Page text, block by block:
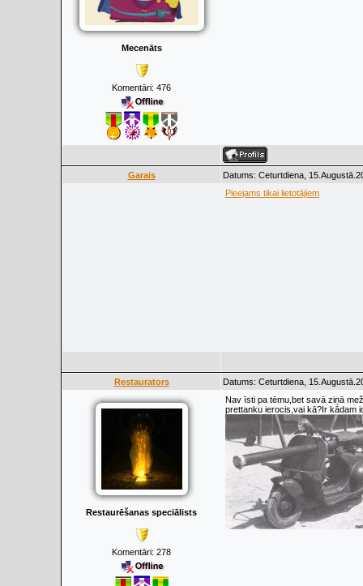
Mecenāts
Komentāri: 476
Garais
Datums: Ceturtdiena,
Pieejams tikai lietotājiem
Restaurators Datums: Ceturtdiena,
Restaurēšanas speciālists
Komentāri: 278
Nav īsti pa tēmu,bet savā ziņā
prettanku ierocis,vai kā?Ir kādam